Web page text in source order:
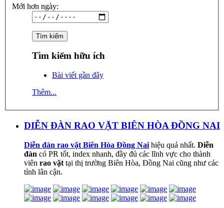
Mới hơn ngày:
Tìm kiếm hữu ích
Bài viết gần đây
Thêm...
DIỄN ĐÀN RAO VẶT BIÊN HÒA ĐỒNG NAI
Diễn đàn rao vặt Biên Hòa Đồng Nai hiệu quả nhất. Diễn
đàn có PR tốt, index nhanh, đầy đủ các lĩnh vực cho thành
viên rao vặt tại thị trường Biên Hòa, Đồng Nai cũng như các
tỉnh lân cận.